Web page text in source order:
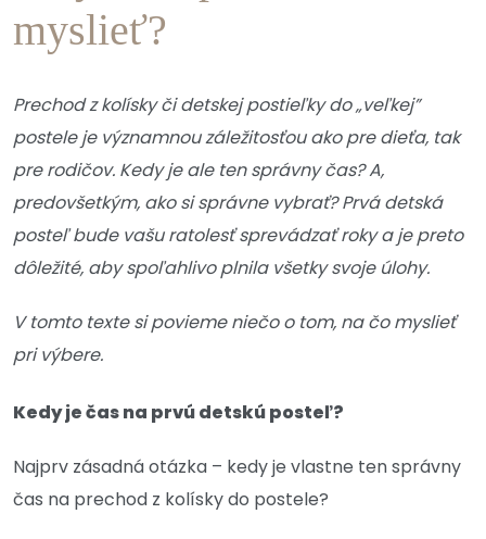
myslieť?
Prechod z kolísky či detskej postieľky do „veľkej”
postele je významnou záležitosťou ako pre dieťa, tak
pre rodičov. Kedy je ale ten správny čas? A,
predovšetkým, ako si správne vybrať? Prvá detská
posteľ bude vašu ratolesť sprevádzať roky a je preto
dôležité, aby spoľahlivo plnila všetky svoje úlohy.
V tomto texte si povieme niečo o tom, na čo myslieť
pri výbere.
Kedy je čas na prvú detskú posteľ?
Najprv zásadná otázka – kedy je vlastne ten správny
čas na prechod z kolísky do postele?